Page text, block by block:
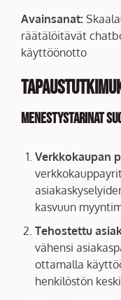
Avainsanat:
räätälöitävät
käyttöönotto
Menestystarinat
Verkkokaupan
kasvuun
Tehostettu
vähensi
ottamalla
henkilöstön